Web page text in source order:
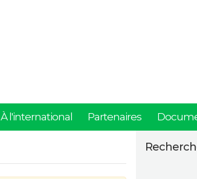
À l'international Partenaires